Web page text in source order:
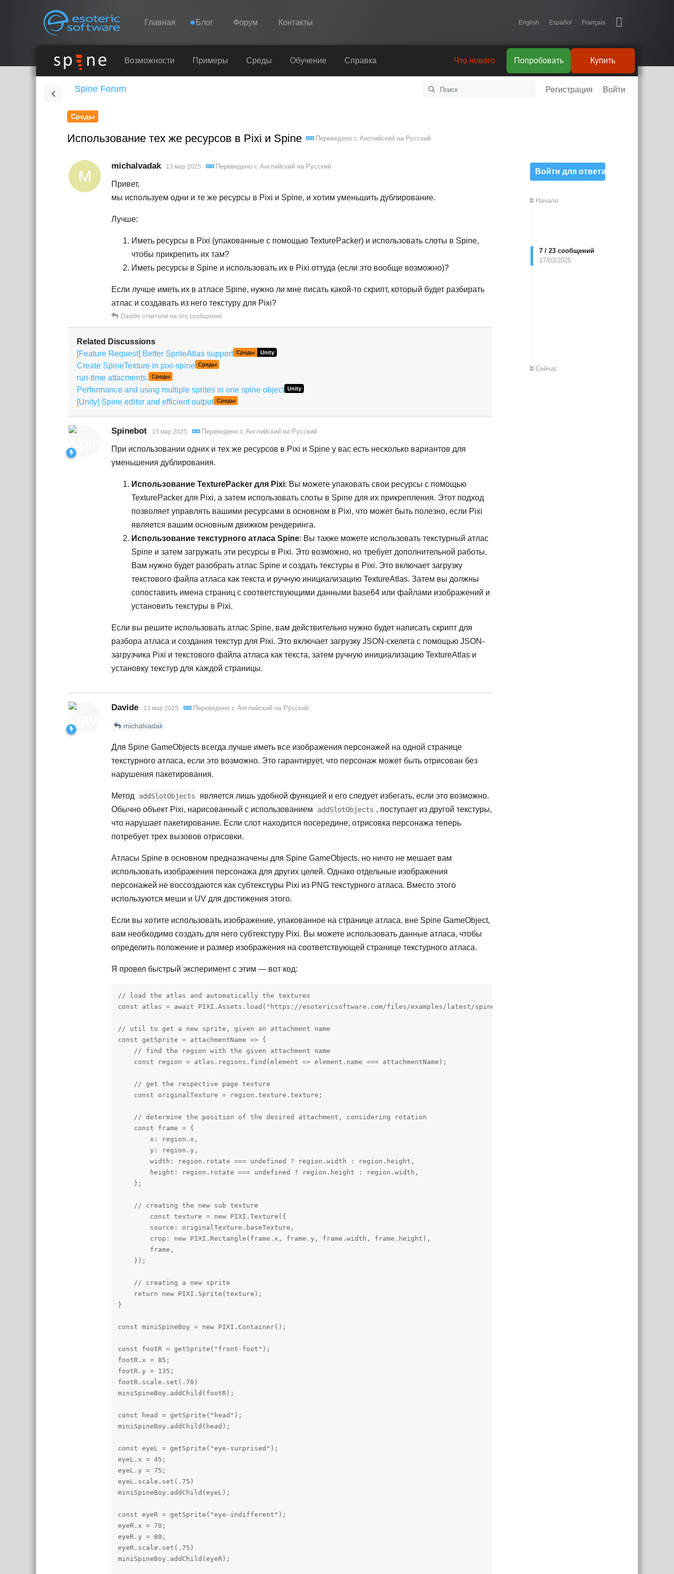
Esoteric Software
Navigation Главная Блог Форум Контакты English Español Français
Spine
Обучение
Справка
Купить
Возможности Примеры Среды Обучение Справка Купить
Попробовать
Что нового
Spine Forum Регистрация Войти
Среды
Использование тех же ресурсов в Pixi и Spine Переведено с Английский на Русский
Войти для ответа
Начало
7 / 23 сообщений
17/03/2025
Сейчас
M
michalvadak 13 мар 2025 Переведено с Английский на Русский
Привет,
мы используем одни и те же ресурсы в Pixi и Spine, и хотим уменьшить дублирование.
Лучше:
Иметь ресурсы в Pixi (упакованные с помощью TexturePacker) и использовать слоты в Spine,
чтобы прикрепить их там?
Иметь ресурсы в Spine и использовать их в Pixi оттуда (если это вообще возможно)?
Если лучше иметь их в атласе Spine, нужно ли мне писать какой-то скрипт, который будет разбирать
атлас и создавать из него текстуру для Pixi?
Davide ответили на это сообщение.
Related Discussions
[Feature Request] Better SpriteAtlas support Среды Unity
Create SpineTexture in pixi-spine Среды
run-time attacments. Среды
Performance and using multiple sprites in one spine object Unity
[Unity] Spine editor and efficient output Среды
Spinebot 13 мар 2025 Переведено с Английский на Русский
При использовании одних и тех же ресурсов в Pixi и Spine у вас есть несколько вариантов для
уменьшения дублирования.
Использование TexturePacker для Pixi: Вы можете упаковать свои ресурсы с помощью
TexturePacker для Pixi, а затем использовать слоты в Spine для их прикрепления. Этот подход
позволяет управлять вашими ресурсами в основном в Pixi, что может быть полезно, если Pixi
является вашим основным движком рендеринга.
Использование текстурного атласа Spine: Вы также можете использовать текстурный атлас
Spine и затем загружать эти ресурсы в Pixi. Это возможно, но требует дополнительной работы.
Вам нужно будет разобрать атлас Spine и создать текстуры в Pixi. Это включает загрузку
текстового файла атласа как текста и ручную инициализацию TextureAtlas. Затем вы должны
сопоставить имена страниц с соответствующими данными base64 или файлами изображений и
установить текстуры в Pixi.
Если вы решите использовать атлас Spine, вам действительно нужно будет написать скрипт для
разбора атласа и создания текстур для Pixi. Это включает загрузку JSON-скелета с помощью JSON-
загрузчика Pixi и текстового файла атласа как текста, затем ручную инициализацию TextureAtlas и
установку текстур для каждой страницы.
Davide 13 мар 2025 Переведено с Английский на Русский
michalvadak
Для Spine GameObjects всегда лучше иметь все изображения персонажей на одной странице
текстурного атласа, если это возможно. Это гарантирует, что персонаж может быть отрисован без
нарушения пакетирования.
Метод addSlotObjects
является лишь удобной функцией и его следует избегать, если это возможно.
Обычно объект Pixi, нарисованный с использованием
addSlotObjects , поступает из другой текстуры,
что нарушает пакетирование. Если слот находится посередине, отрисовка персонажа теперь
потребует трех вызовов отрисовки.
Атласы Spine в основном предназначены для Spine GameObjects, но ничто не мешает вам
использовать изображения персонажа для других целей. Однако отдельные изображения
персонажей не воссоздаются как субтекстуры Pixi из PNG текстурного атласа. Вместо этого
используются меши и UV для достижения этого.
Если вы хотите использовать изображение, упакованное на странице атласа, вне Spine GameObject,
вам необходимо создать для него субтекстуру Pixi. Вы можете использовать данные атласа, чтобы
определить положение и размер изображения на соответствующей странице текстурного атласа.
Я провел быстрый эксперимент с этим — вот код:
// load the atlas and automatically the textures
const atlas = await PIXI.Assets.load("https://esotericsoftware.com/files/examples/latest/spineboy/export/spineboy-pma.atlas");
// util to get a new sprite, given an attachment name
const getSprite = attachmentName => {
    // find the region with the given attachment name
    const region = atlas.regions.find(element => element.name === attachmentName);
    // get the respective page texture
    const originalTexture = region.texture.texture;
    // determine the position of the desired attachment, considering rotation
    const frame = {
        x: region.x,
        y: region.y,
        width: region.rotate === undefined ? region.width : region.height,
        height: region.rotate === undefined ? region.height : region.width,
    };
    // creating the new sub texture
        const texture = new PIXI.Texture({
        source: originalTexture.baseTexture,
        crop: new PIXI.Rectangle(frame.x, frame.y, frame.width, frame.height),
        frame,
    });
    // creating a new sprite
    return new PIXI.Sprite(texture);
}
const miniSpineBoy = new PIXI.Container();
const footR = getSprite("front-foot");
footR.x = 85;
footR.y = 135;
footR.scale.set(.70)
miniSpineBoy.addChild(footR);
const head = getSprite("head");
miniSpineBoy.addChild(head);
const eyeL = getSprite("eye-surprised");
eyeL.x = 45;
eyeL.y = 75;
eyeL.scale.set(.75)
miniSpineBoy.addChild(eyeL);
const eyeR = getSprite("eye-indifferent");
eyeR.x = 70;
eyeR.y = 80;
eyeR.scale.set(.75)
miniSpineBoy.addChild(eyeR);